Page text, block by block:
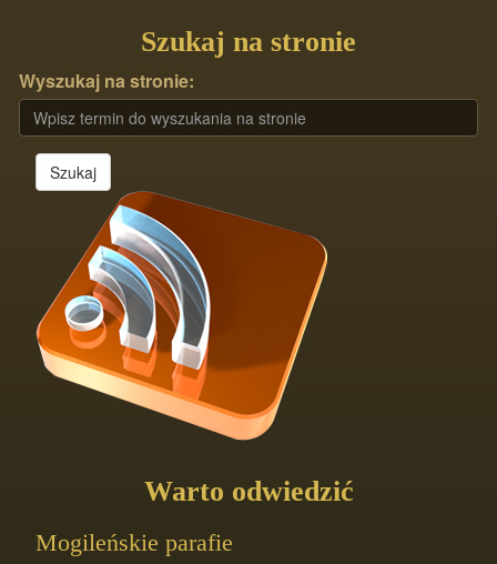
Szukaj na stronie
Wyszukaj na stronie:
Szukaj
Warto odwiedzić
Mogileńskie parafie